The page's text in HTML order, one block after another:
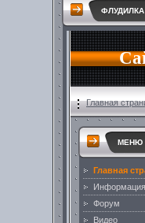
ФЛУДИЛКА